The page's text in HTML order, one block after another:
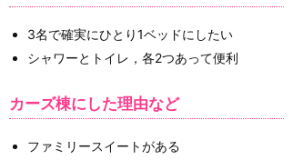
3名で確実にひとり1ベッドにしたい
シャワーとトイレ，各2つあって便利
カーズ棟にした理由など
ファミリースイートがある